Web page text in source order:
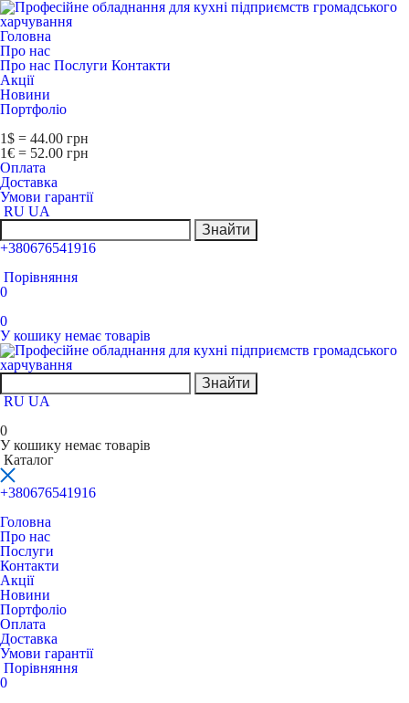
Головна
Про нас
Про нас Послуги Контакти
Акції
Новини
Портфоліо
1$ = 44.00 грн
1€ = 52.00 грн
Оплата
Доставка
Умови гарантії
RU UA
Знайти
+380676541916
Порівняння
0
0
У кошику немає товарів
Знайти
RU UA
0
У кошику немає товарів
Каталог
+380676541916
Головна
Про нас
Послуги
Контакти
Акції
Новини
Портфоліо
Оплата
Доставка
Умови гарантії
Порівняння
0